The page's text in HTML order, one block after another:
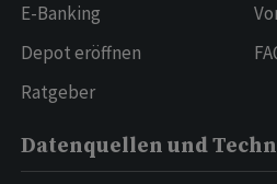
E-Banking
Depot eröffnen
Ratgeber
Datenquellen und